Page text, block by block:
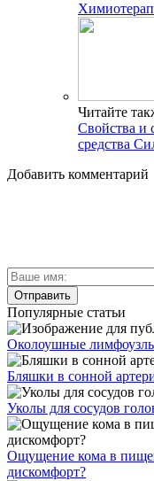
Читайте
Свойства и
средства
Добавить комментарий
Популярные статьи
Околоушные
Бляшки в сонной
Уколы для сосудов
Ощущение кома в
дискомфорт?